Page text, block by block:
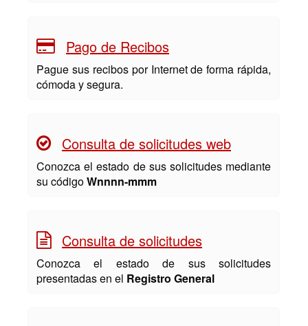
Pago de Recibos
Pague sus recibos por Internet de forma rápida,
cómoda y segura.
Consulta de solicitudes web
Conozca el estado de sus solicitudes mediante
su códigoWnnnn-mmm
Consulta de solicitudes
Conozca el estado de sus solicitudes
presentadas en el Registro General